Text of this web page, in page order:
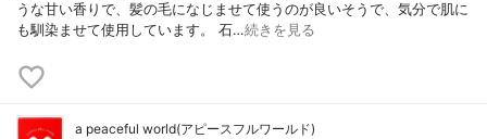
うな甘い香りで、髪の毛になじませて使うのが良いそうで、気分で肌に
も馴染ませて使用しています。 石…続きを見る
a peaceful world(アピースフルワールド)